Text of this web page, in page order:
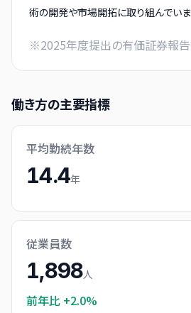
術の開発や市場開拓に取り組んでいま
※2025年度提出の有価証券報告
働き方の主要指標
平均勤続年数
14.4年
従業員数
1,898人
前年比 +2.0%